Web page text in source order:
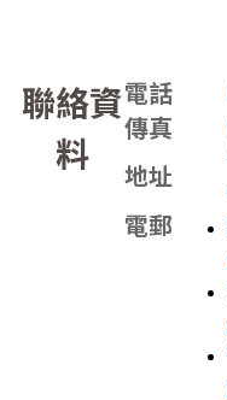
聯絡資
料
電話
傳真
地址
電郵